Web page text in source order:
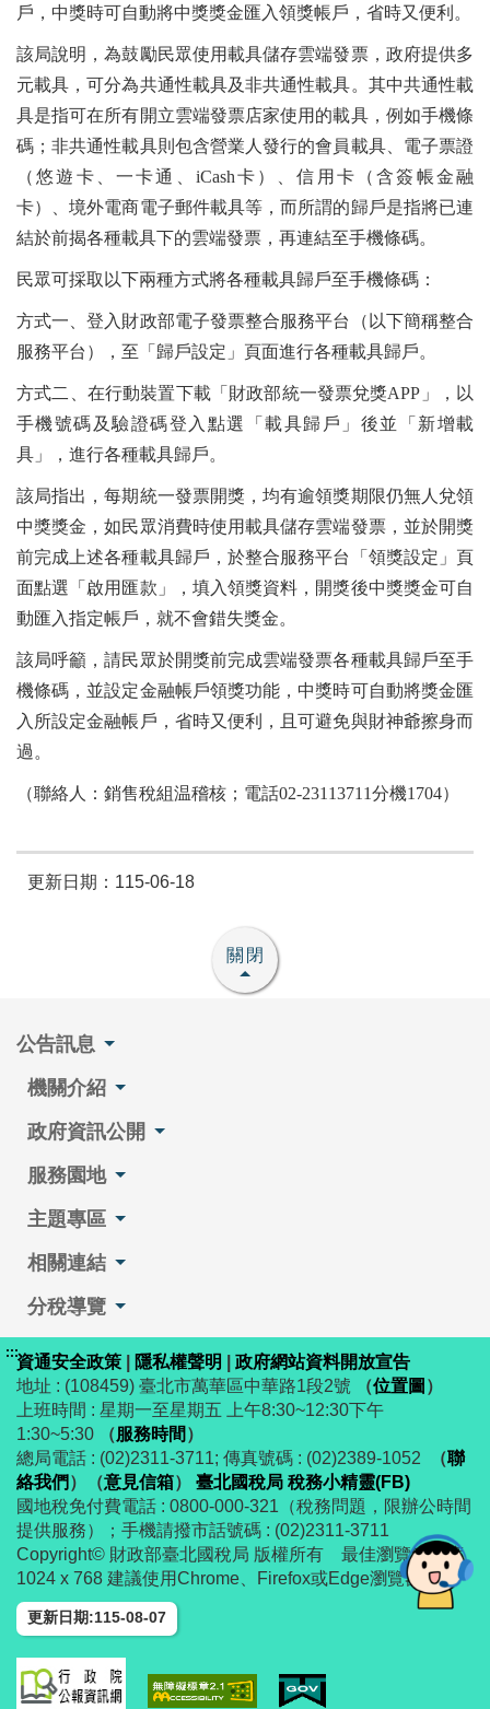
戶，中獎時可自動將中獎獎金匯入領獎帳戶，省時又便利。
該局說明，為鼓勵民眾使用載具儲存雲端發票，政府提供多
元載具，可分為共通性載具及非共通性載具。其中共通性載
具是指可在所有開立雲端發票店家使用的載具，例如手機條
碼；非共通性載具則包含營業人發行的會員載具、電子票證
（悠遊卡、一卡通、iCash卡）、信用卡（含簽帳金融
卡）、境外電商電子郵件載具等，而所謂的歸戶是指將已連
結於前揭各種載具下的雲端發票，再連結至手機條碼。
民眾可採取以下兩種方式將各種載具歸戶至手機條碼：
方式一、登入財政部電子發票整合服務平台（以下簡稱整合
服務平台），至「歸戶設定」頁面進行各種載具歸戶。
方式二、在行動裝置下載「財政部統一發票兌獎APP」，以
手機號碼及驗證碼登入點選「載具歸戶」後並「新增載
具」，進行各種載具歸戶。
該局指出，每期統一發票開獎，均有逾領獎期限仍無人兌領
中獎獎金，如民眾消費時使用載具儲存雲端發票，並於開獎
前完成上述各種載具歸戶，於整合服務平台「領獎設定」頁
面點選「啟用匯款」，填入領獎資料，開獎後中獎獎金可自
動匯入指定帳戶，就不會錯失獎金。
該局呼籲，請民眾於開獎前完成雲端發票各種載具歸戶至手
機條碼，並設定金融帳戶領獎功能，中獎時可自動將獎金匯
入所設定金融帳戶，省時又便利，且可避免與財神爺擦身而
過。
（聯絡人：銷售稅組温稽核；電話02-23113711分機1704）
更新日期：115-06-18
關閉
公告訊息
機關介紹
政府資訊公開
服務園地
主題專區
相關連結
分稅導覽
:::資通安全政策 隱私權聲明
政府網站資料開放宣告
地址 : (108459) 臺北市萬華區中華路1段2號
（位置圖 ）
上班時間 : 星期一至星期五 上午8:30~12:30下午
1:30~5:30
（服務時間 ）
總局電話 : (02)2311-3711; 傳真號碼 : (02)2389-1052
（聯
絡我們 ） （意見信箱）
臺北國稅局 稅務小精靈(FB)
國地稅免付費電話 : 0800-000-321（稅務問題，限辦公時間
提供服務）；手機請撥市話號碼 : (02)2311-3711
Copyright© 財政部臺北國稅局 版權所有 最佳瀏覽解析度
1024 x 768 建議使用Chrome、Firefox或Edge瀏覽器
更新日期:115-08-07